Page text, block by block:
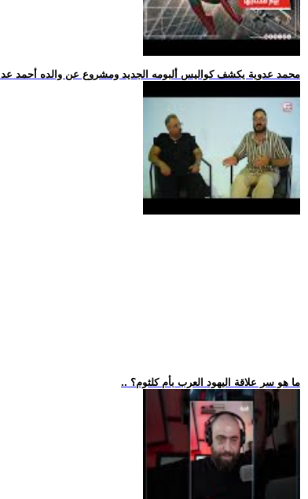
.. محمد عدوية يكشف كواليس ألبومه الجديد ومشروع عن والده أحمد عد
.. ما هو سر علاقة اليهود العرب بأم كلثوم؟